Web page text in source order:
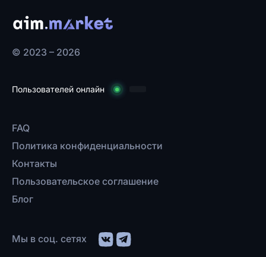
© 2023 – 2026
Пользователей онлайн
FAQ
Политика конфиденциальности
Контакты
Пользовательское соглашение
Блог
Мы в соц. сетях